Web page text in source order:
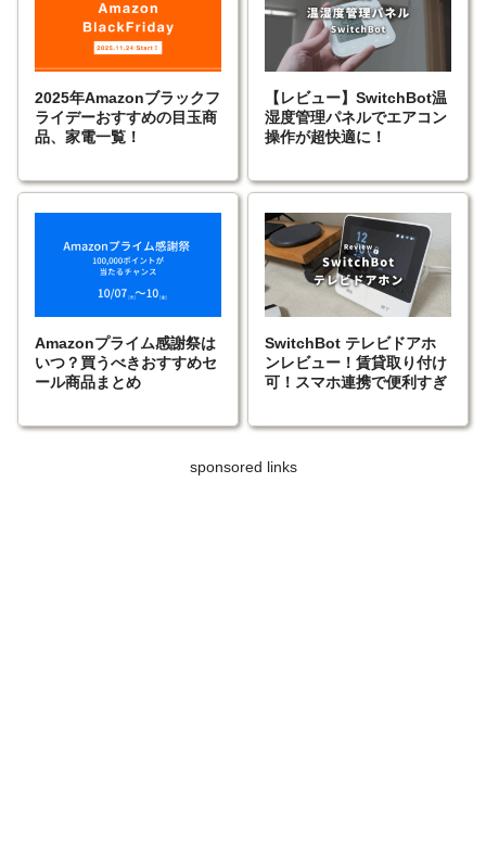
2025年Amazonブラックフ
ライデーおすすめの目玉商
品、家電一覧！
【レビュー】SwitchBot温
湿度管理パネルでエアコン
操作が超快適に！
Amazonプライム感謝祭は
いつ？買うべきおすすめセ
ール商品まとめ
SwitchBot テレビドアホ
ンレビュー！賃貸取り付け
可！スマホ連携で便利すぎ
sponsored links